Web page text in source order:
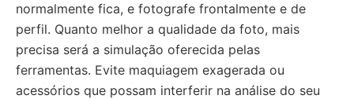
normalmente fica, e fotografe frontalmente e de
perfil. Quanto melhor a qualidade da foto, mais
precisa será a simulação oferecida pelas
ferramentas. Evite maquiagem exagerada ou
acessórios que possam interferir na análise do seu